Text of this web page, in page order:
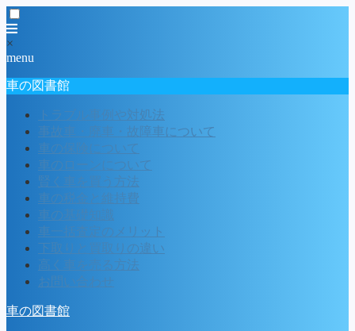
×
menu
車の図書館
トラブル事例や対処法
事故車・廃車・故障車について
車の保険について
車のローンについて
賢く車を買う方法
車の税金と維持費
車の基礎知識
車一括査定のメリット
下取りと買取りの違い
高く車を売る方法
お問い合わせ
車の図書館